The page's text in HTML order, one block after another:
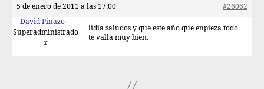
5 de enero de 2011 a las 17:00
#26062
David Pinazo
Superadministrado
r
lidia saludos y que este año que enpieza todo
te valla muy bien.